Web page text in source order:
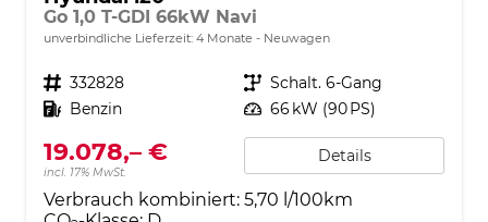
Go 1,0 T-GDI 66kW Navi
unverbindliche Lieferzeit: 4 Monate Neuwagen
Fahrzeugnr. 332828 Getriebe Schalt. 6-Gang
Kraftstoff Benzin Leistung 66 kW (90 PS)
19.078,– €
incl. 17% MwSt.
Details
Verbrauch kombiniert: 5,70 l/100km